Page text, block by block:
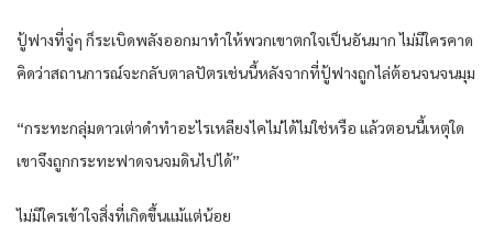
ปู้ฟางที่​จู่ๆ ก็​ระเบิด​พลัง​ออกมา​ทำให้​พวกเขา​ตกใจ​เป็นอันมาก​ ไม่มีใคร​คาด
คิด​ว่า​สถานการณ์​จะกลับตาลปัตร​เช่นนี้​หลังจากที่​ปู้ฟางถูก​ไล่ต้อน​จน​จนมุม​
“กระทะ​กลุ่ม​ดาว​เต่าดำ​ทำ​อะไร​เหลียง​ไค​ไม่ได้​ไม่ใช่หรือ​ แล้ว​ตอนนี้​เหตุใด​
เขา​จึงถูก​กระทะ​ฟาด​จน​จมดิน​ไปได้​”
ไม่มีใคร​เข้าใจ​สิ่งที่​เกิดขึ้น​แม้แต่น้อย​